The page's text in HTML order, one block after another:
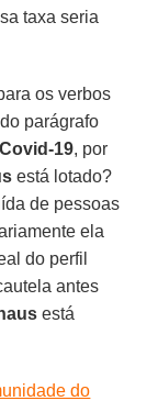
taxa seria
os verbos
parágrafo
Covid-19, por
está lotado?
de pessoas
ela
do perfil
antes
está
do